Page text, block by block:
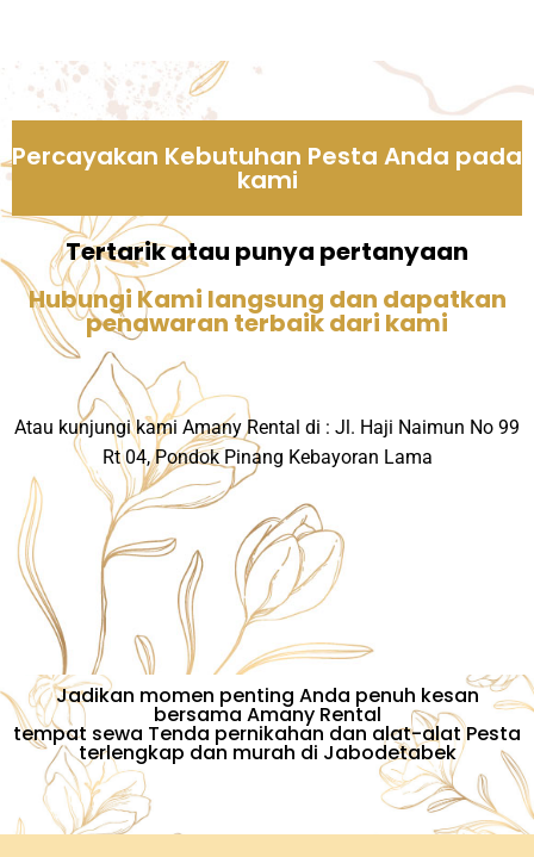
Percayakan Kebutuhan Pesta Anda pada
kami
Tertarik atau punya pertanyaan
Hubungi Kami langsung dan dapatkan
penawaran terbaik dari kami
Atau kunjungi kami Amany Rental di : Jl. Haji Naimun No 99
Rt 04, Pondok Pinang Kebayoran Lama
Jadikan momen penting Anda penuh kesan
bersama Amany Rental
tempat sewa Tenda pernikahan dan alat-alat Pesta
terlengkap dan murah di Jabodetabek